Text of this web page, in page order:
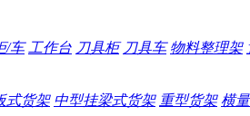
/车 工作台 刀具柜 刀具车 物料整理架
式货架 中型挂梁式货架 重型货架 横